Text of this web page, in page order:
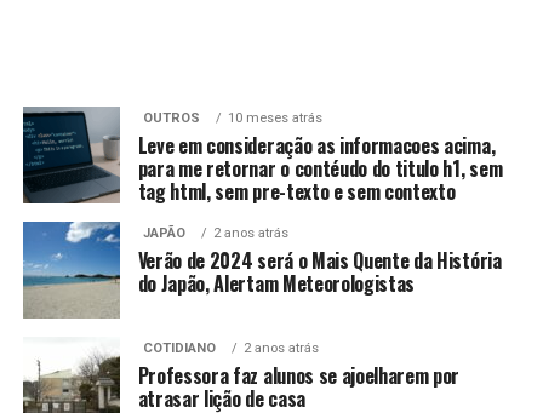
OUTROS 10 meses atrás
Leve em consideração as informacoes acima,
para me retornar o contéudo do titulo h1, sem
tag html, sem pre-texto e sem contexto
JAPÃO 2 anos atrás
Verão de 2024 será o Mais Quente da História
do Japão, Alertam Meteorologistas
COTIDIANO 2 anos atrás
Professora faz alunos se ajoelharem por
atrasar lição de casa